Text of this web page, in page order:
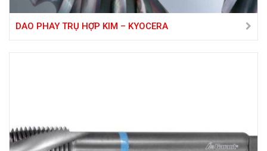
DAO PHAY TRỤ HỢP KIM – KYOCERA